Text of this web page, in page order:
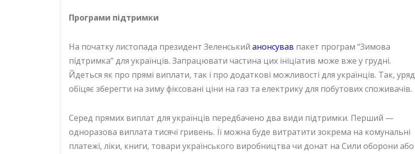
Програми підтримки
На початку листопада президент Зеленський анонсував пакет програм “Зимова
підтримка” для українців. Запрацювати частина цих ініціатив може вже у грудні.
Йдеться як про прямі виплати, так і про додаткові можливості для українців. Так, уряд
обіцяє зберегти на зиму фіксовані ціни на газ та електрику для побутових споживачів.
Серед прямих виплат для українців передбачено два види підтримки. Перший —
одноразова виплата тисячі гривень. Її можна буде витратити зокрема на комунальні
платежі, ліки, книги, товари українського виробництва чи донат на Сили оборони або